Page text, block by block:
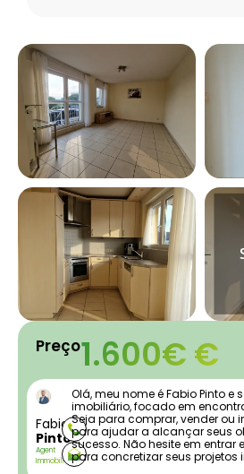
Preço1.600€ €
Fabio
Pinto
Agent
Immobilier
Olá, meu nome é Fabio Pinto e
imobiliário, focado em
Seja para comprar, vender ou
para ajudar a alcançar seus
sucesso. Não hesite em
para concretizar seus projetos